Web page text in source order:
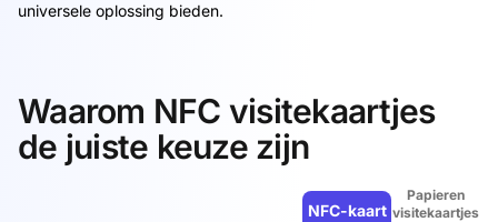
universele oplossing bieden.
Waarom NFC visitekaartjes
de juiste keuze zijn
NFC-kaart
Papieren
visitekaartjes